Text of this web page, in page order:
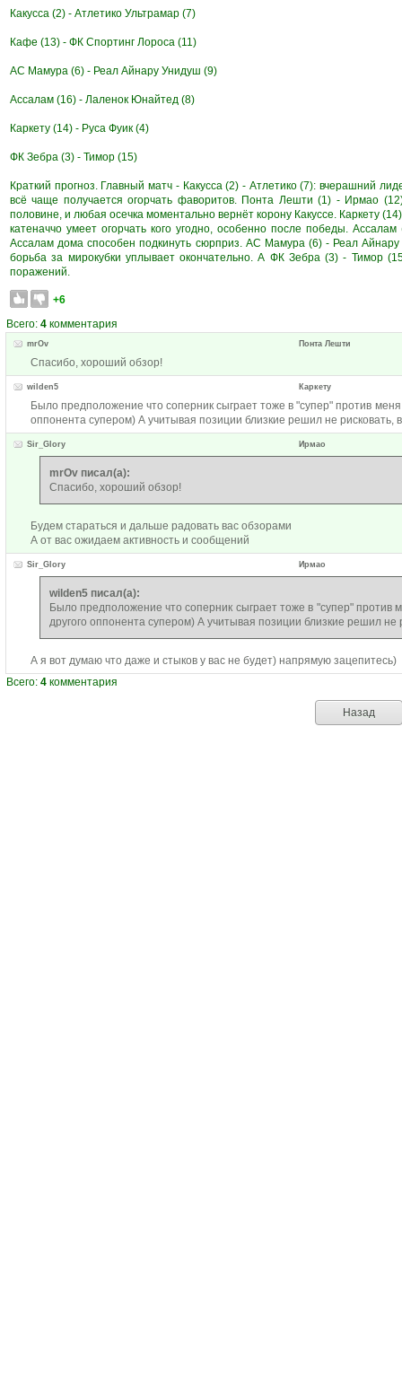
Какусса (2) - Атлетико Ультрамар (7)
Кафе (13) - ФК Спортинг Лороса (11)
АС Мамура (6) - Реал Айнару Унидуш (9)
Ассалам (16) - Лаленок Юнайтед (8)
Каркету (14) - Руса Фуик (4)
ФК Зебра (3) - Тимор (15)
Краткий прогноз. Главный матч - Какусса (2) - Атлетико (7): вчерашний
всё чаще получается огорчать фаворитов. Понта Лешти (1) - Ирмао
половине, и любая осечка моментально вернёт корону Какуссе. Каркету
катеначчо умеет огорчать кого угодно, особенно после победы.
Ассалам дома способен подкинуть сюрприз. АС Мамура (6) - Реал
борьба за мирокубки уплывает окончательно. А ФК Зебра (3) - Тимор
поражений.
+6
Всего: 4 комментария
mrOv Понта Лешти
Спасибо, хороший обзор!
wilden5 Каркету
Было предположение что соперник сыграет тоже в "супер" против
оппонента супером) А учитывая позиции близкие решил не рисковать,
Sir_Glory Ирмао
mrOv писал(а):
Спасибо, хороший обзор!
Будем стараться и дальше радовать вас обзорами
А от вас ожидаем активность и сообщений
Sir_Glory Ирмао
wilden5 писал(а):
Было предположение что соперник сыграет тоже в "супер" против
другого оппонента супером) А учитывая позиции близкие решил не
А я вот думаю что даже и стыков у вас не будет) напрямую зацепитесь)
Всего: 4 комментария
Назад